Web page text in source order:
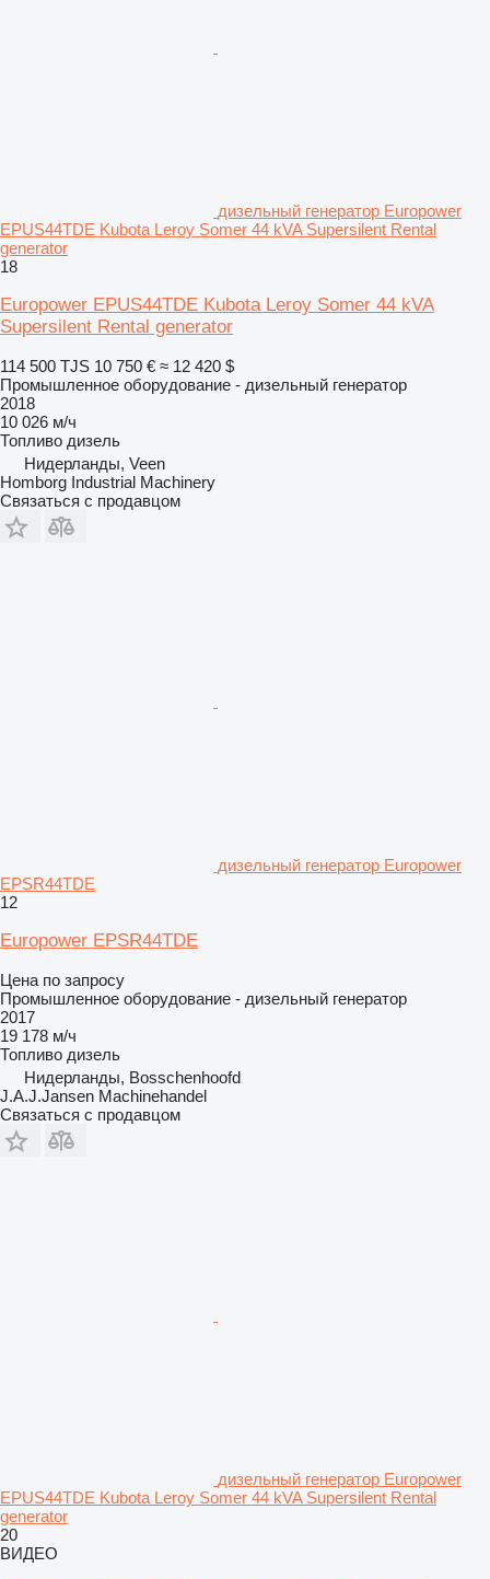
дизельный генератор Europower
EPUS44TDE Kubota Leroy Somer 44 kVA Supersilent Rental
generator
18
Europower EPUS44TDE Kubota Leroy Somer 44 kVA
Supersilent Rental generator
114 500 TJS 10 750 € ≈ 12 420 $
Промышленное оборудование - дизельный генератор
2018
10 026 м/ч
Топливо дизель
Нидерланды, Veen
Homborg Industrial Machinery
Связаться с продавцом
дизельный генератор Europower
EPSR44TDE
12
Europower EPSR44TDE
Цена по запросу
Промышленное оборудование - дизельный генератор
2017
19 178 м/ч
Топливо дизель
Нидерланды, Bosschenhoofd
J.A.J.Jansen Machinehandel
Связаться с продавцом
дизельный генератор Europower
EPUS44TDE Kubota Leroy Somer 44 kVA Supersilent Rental
generator
20
ВИДЕО